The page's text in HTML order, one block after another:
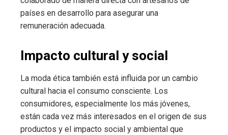
países en desarrollo para asegurar una
remuneración adecuada.
Impacto cultural y social
La moda ética también está influida por un cambio
cultural hacia el consumo consciente. Los
consumidores, especialmente los más jóvenes,
están cada vez más interesados en el origen de sus
productos y el impacto social y ambiental que